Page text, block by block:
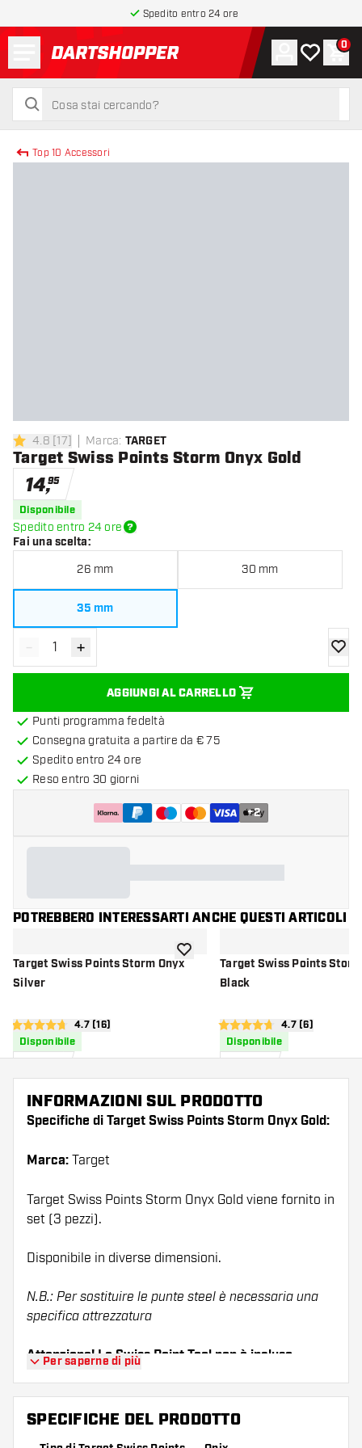
Spedito entro 24 ore
torna alla home page
cerca
cerca
Account
La mia0
Top 10 Accessori
4.8 stelle di valutazione
4.8 [17] Marca: TARGET
Target Swiss Points Storm Onyx Gold
14,95
Disponibile
Spedito entro 24 ore
Fai una scelta:
26 mm 30 mm
35 mm
Diminuisci quantità
- Aumenta quantità
+
AGGIUNGI AL CARRELLO
Punti programma fedeltà
Consegna gratuita a partire da € 75
Spedito entro 24 ore
Reso entro 30 giorni
+2
POTREBBERO INTERESSARTI ANCHE QUESTI ARTICOLI
Target Swiss Points Storm Onyx
Silver
apri pannello recensioni
4.7 stelle di valutazione
4.7 (16)
Disponibile
aggiungi alla lista dei desideri
Target Swiss Points
Black
apri pannello
4.7 stelle di valutazione
4.7 (6)
Disponibile
INFORMAZIONI SUL PRODOTTO
Specifiche di Target Swiss Points Storm Onyx Gold:
Marca: Target
Target Swiss Points Storm Onyx Gold viene fornito in
set (3 pezzi).
Disponibile in diverse dimensioni.
N.B.: Per sostituire le punte steel è necessaria una
specifica attrezzatura
Attenzione! Lo Swiss Point Tool non è incluso.
Per saperne di più
SPECIFICHE DEL PRODOTTO